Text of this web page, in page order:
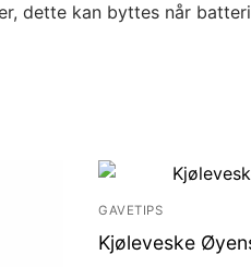
dette kan byttes når
GAVETIPS
Kjøleveske